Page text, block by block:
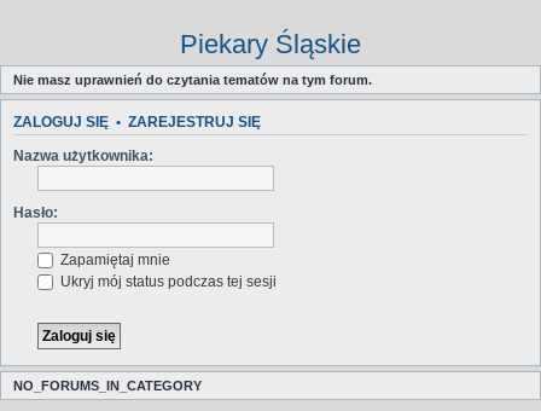
Piekary Śląskie
Nie masz uprawnień do czytania tematów na tym forum.
ZALOGUJ SIĘ • ZAREJESTRUJ SIĘ
Nazwa użytkownika:
Hasło:
Zapamiętaj mnie
Ukryj mój status podczas tej sesji
NO_FORUMS_IN_CATEGORY